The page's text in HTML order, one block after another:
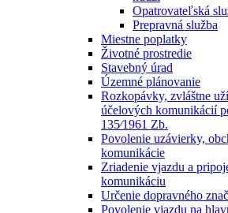
Opatrovateľská
Prepravná služba
Miestne poplatky
Životné prostredie
Stavebný úrad
Územné plánovanie
Rozkopávky, zvláštne
účelových komunikácií
135⁄1961 Zb.
Povolenie uzávierky,
komunikácie
Zriadenie vjazdu a
komunikáciu
Určenie dopravného
Povolenie vjazdu na